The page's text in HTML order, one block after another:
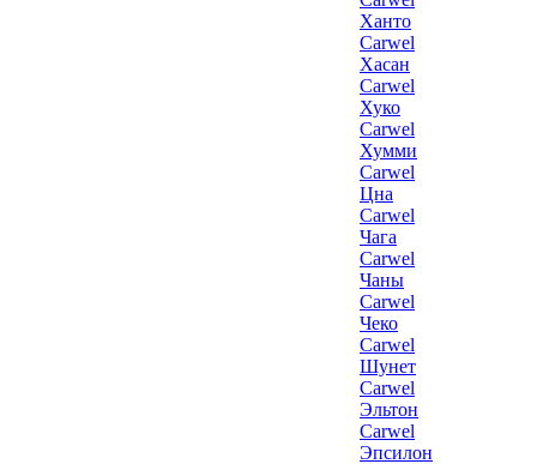
Ханто
Carwel
Хасан
Carwel
Хуко
Carwel
Хумми
Carwel
Цна
Carwel
Чага
Carwel
Чаны
Carwel
Чеко
Carwel
Шунет
Carwel
Эльтон
Carwel
Эпсилон